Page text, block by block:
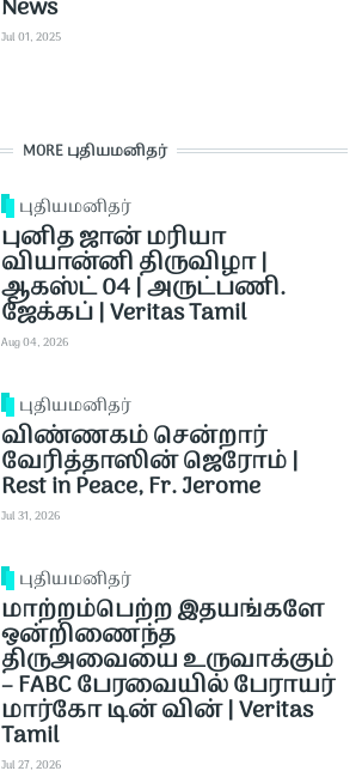
News
Jul 01, 2025
MORE புதியமனிதர்
புதியமனிதர்
புனித ஜான் மரியா
வியான்னி திருவிழா |
ஆகஸ்ட் 04 | அருட்பணி.
ஜேக்கப் | Veritas Tamil
Aug 04, 2026
புதியமனிதர்
விண்ணகம் சென்றார்
வேரித்தாஸின் ஜெரோம் |
Rest in Peace, Fr. Jerome
Jul 31, 2026
புதியமனிதர்
மாற்றம்பெற்ற இதயங்களே
ஒன்றிணைந்த
திருஅவையை உருவாக்கும்
– FABC பேரவையில் பேராயர்
மார்கோ டின் வின் | Veritas
Tamil
Jul 27, 2026